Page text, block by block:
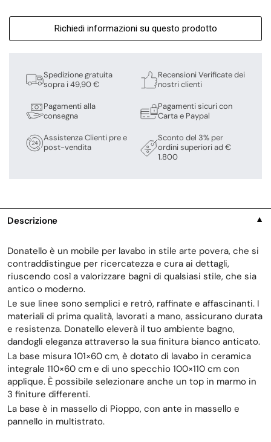
Richiedi informazioni su questo prodotto
Spedizione gratuita
sopra i 49,90 €
Pagamenti alla
consegna
Assistenza Clienti pre e
post-vendita
Recensioni Verificate dei
nostri clienti
Pagamenti sicuri con
Carta e Paypal
Sconto del 3% per
ordini superiori ad €
1.800
Descrizione ▼
Donatello è un mobile per lavabo in stile arte povera, che si
contraddistingue per ricercatezza e cura ai dettagli,
riuscendo così a valorizzare bagni di qualsiasi stile, che sia
antico o moderno.
Le sue linee sono semplici e retrò, raffinate e affascinanti. I
materiali di prima qualità, lavorati a mano, assicurano durata
e resistenza. Donatello eleverà il tuo ambiente bagno,
dandogli eleganza attraverso la sua finitura bianco anticato.
La base misura 101×60 cm, è dotato di lavabo in ceramica
integrale 110×60 cm e di uno specchio 100×110 cm con
applique. È possibile selezionare anche un top in marmo in
3 finiture differenti.
La base è in massello di Pioppo, con ante in massello e
pannello in multistrato.